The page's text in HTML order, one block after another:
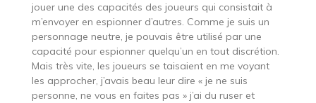
jouer une des capacités des joueurs qui consistait à
m’envoyer en espionner d’autres. Comme je suis un
personnage neutre, je pouvais être utilisé par une
capacité pour espionner quelqu’un en tout discrétion.
Mais très vite, les joueurs se taisaient en me voyant
les approcher, j’avais beau leur dire « je ne suis
personne, ne vous en faites pas » j’ai du ruser et